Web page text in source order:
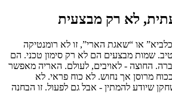
לא רק מבצעית
או “שאגת הארי”, זו לא רומנטיקה
שמות מבצעים הם לא רק סימון טכני. הם
החוצה - לאויבים, לעולם. האריה מאפשר
מרוסן אך נחוש. לא כוח פראי. לא
שיודע להמתין - אבל גם לפעול. זו הבחנה